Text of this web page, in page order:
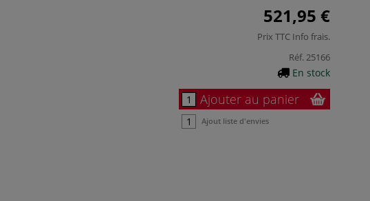
521,95 €
Prix TTC Info frais.
Réf.25166
En stock
Ajouter au panier
Ajout liste d'envies